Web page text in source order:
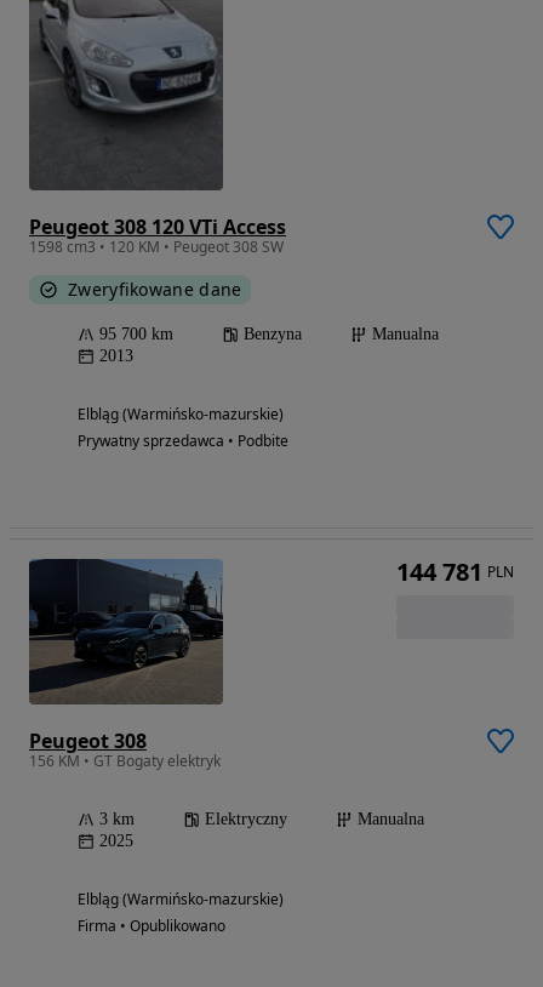
Peugeot 308 120 VTi Access
1598 cm3 • 120 KM • Peugeot 308 SW
Zweryfikowane dane
95 700 km Benzyna
Manualna
2013
Elbląg (Warmińsko-mazurskie)
Prywatny sprzedawca • Podbite
Peugeot 308
156 KM • GT Bogaty elektryk
3 km Elektryczny
Manualna
2025
Elbląg (Warmińsko-mazurskie)
Firma • Opublikowano
144 781 PLN